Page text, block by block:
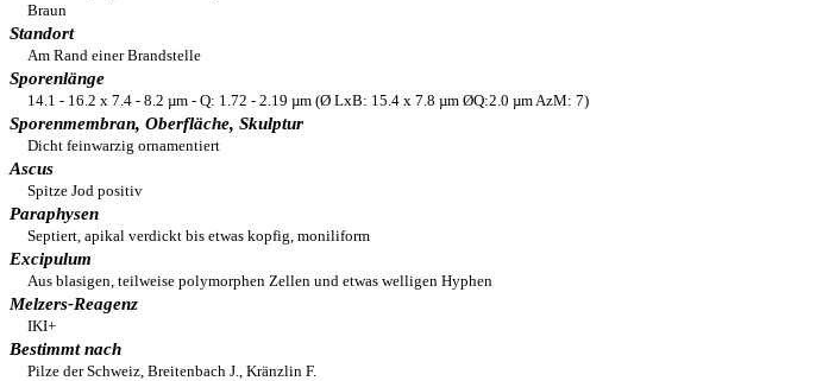
Braun
Standort
Am Rand einer Brandstelle
Sporenlänge
14.1 - 16.2 x 7.4 - 8.2 µm - Q: 1.72 - 2.19 µm (Ø LxB: 15.4 x 7.8 µm ØQ:2.0 µm AzM: 7)
Sporenmembran, Oberfläche, Skulptur
Dicht feinwarzig ornamentiert
Ascus
Spitze Jod positiv
Paraphysen
Septiert, apikal verdickt bis etwas kopfig, moniliform
Excipulum
Aus blasigen, teilweise polymorphen Zellen und etwas welligen Hyphen
Melzers-Reagenz
IKI+
Bestimmt nach
Pilze der Schweiz, Breitenbach J., Kränzlin F.